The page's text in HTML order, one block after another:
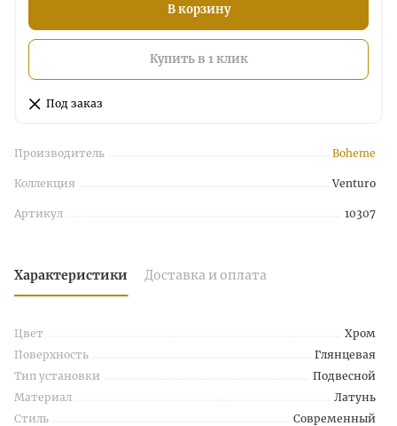
В корзину
Купить в 1 клик
Под заказ
Производитель Boheme
Коллекция Venturo
Артикул 10307
Характеристики Доставка и оплата
Цвет
Хром
Поверхность
Глянцевая
Тип установки
Подвесной
Материал
Латунь
Стиль
Современный